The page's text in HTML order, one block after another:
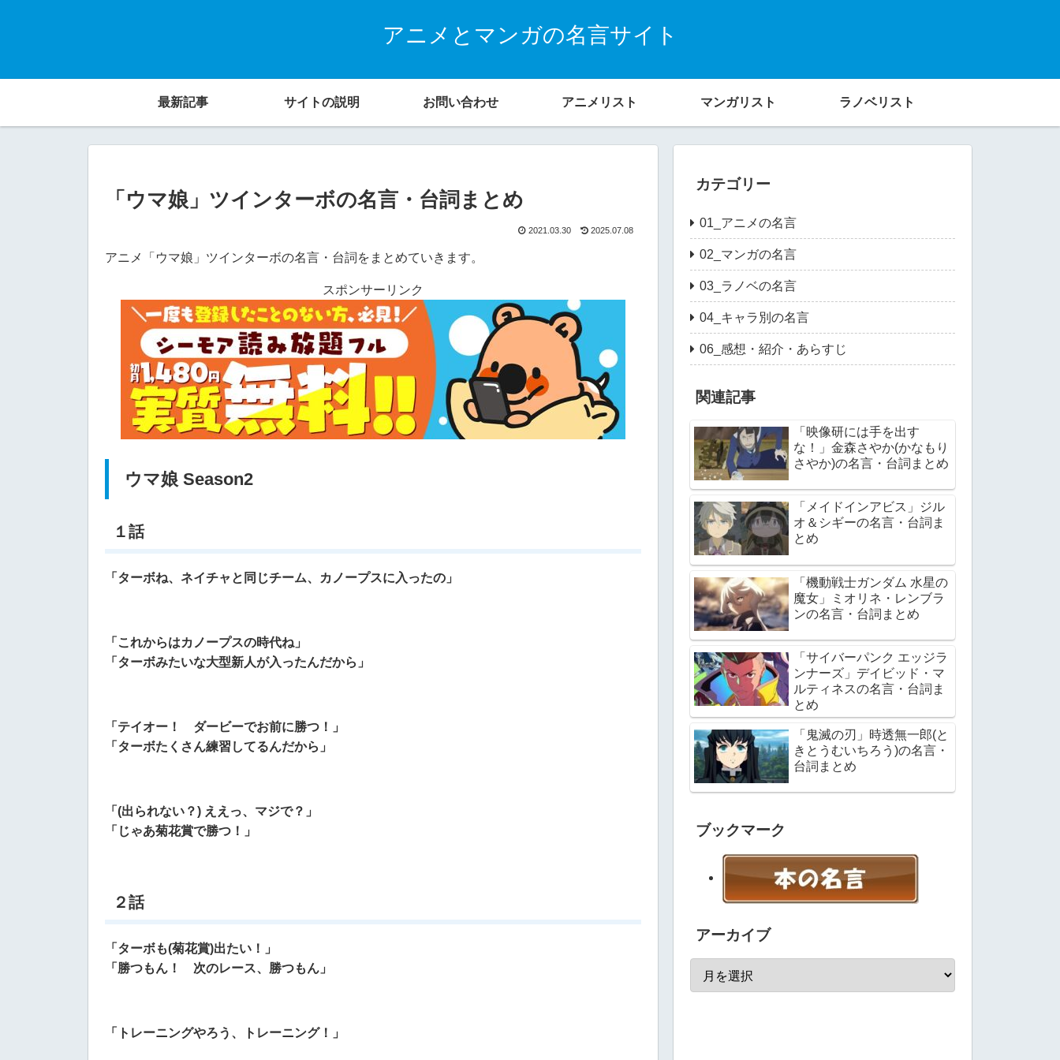
アニメとマンガの名言サイト
最新記事 サイトの説明 お問い合わせ アニメリスト マンガリスト ラノベリスト
「ウマ娘」ツインターボの名言・台詞まとめ
2021.03.30 2025.07.08
アニメ「ウマ娘」ツインターボの名言・台詞をまとめていきます。
スポンサーリンク
ウマ娘 Season2
１話
「ターボね、ネイチャと同じチーム、カノープスに入ったの」
「これからはカノープスの時代ね」
「ターボみたいな大型新人が入ったんだから」
「テイオー！ ダービーでお前に勝つ！」
「ターボたくさん練習してるんだから」
「(出られない？) ええっ、マジで？」
「じゃあ菊花賞で勝つ！」
２話
「ターボも(菊花賞)出たい！」
「勝つもん！ 次のレース、勝つもん」
「トレーニングやろう、トレーニング！」
カテゴリー
01_アニメの名言
02_マンガの名言
03_ラノベの名言
04_キャラ別の名言
06_感想・紹介・あらすじ
関連記事
「映像研には手を出す
な！」金森さやか(かなもり
さやか)の名言・台詞まとめ
「メイドインアビス」ジル
オ＆シギーの名言・台詞ま
とめ
「機動戦士ガンダム 水星の
魔女」ミオリネ・レンブラ
ンの名言・台詞まとめ
「サイバーパンク エッジラ
ンナーズ」デイビッド・マ
ルティネスの名言・台詞ま
とめ
「鬼滅の刃」時透無一郎(と
きとうむいちろう)の名言・
台詞まとめ
ブックマーク
アーカイブ